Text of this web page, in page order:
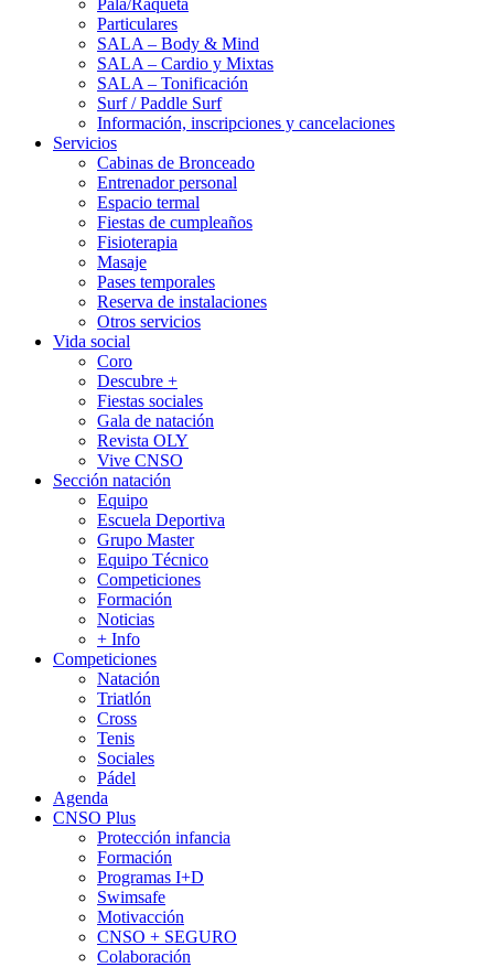
Pala/Raqueta
Particulares
SALA – Body & Mind
SALA – Cardio y Mixtas
SALA – Tonificación
Surf / Paddle Surf
Información, inscripciones y cancelaciones
Servicios
Cabinas de Bronceado
Entrenador personal
Espacio termal
Fiestas de cumpleaños
Fisioterapia
Masaje
Pases temporales
Reserva de instalaciones
Otros servicios
Vida social
Coro
Descubre +
Fiestas sociales
Gala de natación
Revista OLY
Vive CNSO
Sección natación
Equipo
Escuela Deportiva
Grupo Master
Equipo Técnico
Competiciones
Formación
Noticias
+ Info
Competiciones
Natación
Triatlón
Cross
Tenis
Sociales
Pádel
Agenda
CNSO Plus
Protección infancia
Formación
Programas I+D
Swimsafe
Motivacción
CNSO + SEGURO
Colaboración